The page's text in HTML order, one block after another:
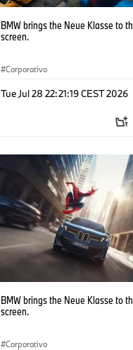
BMW brings the Neue Klasse to
screen.
Corporativo
Tue Jul 28 22:21:19 CEST 2026
BMW brings the Neue Klasse to
screen.
Corporativo